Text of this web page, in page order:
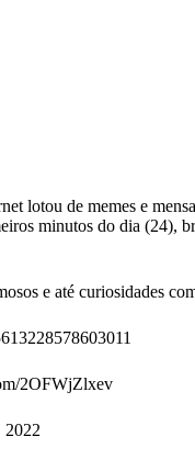
lotou de memes e
minutos do dia (24),
e até curiosidades
2OFWjZlxev
2022